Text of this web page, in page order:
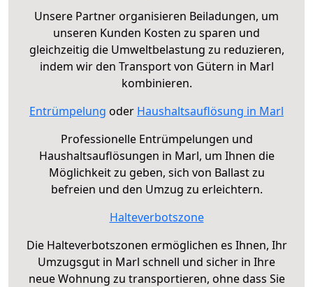
Unsere Partner organisieren Beiladungen, um
unseren Kunden Kosten zu sparen und
gleichzeitig die Umweltbelastung zu reduzieren,
indem wir den Transport von Gütern in Marl
kombinieren.
Entrümpelung oder Haushaltsauflösung in Marl
Professionelle Entrümpelungen und
Haushaltsauflösungen in Marl, um Ihnen die
Möglichkeit zu geben, sich von Ballast zu
befreien und den Umzug zu erleichtern.
Halteverbotszone
Die Halteverbotszonen ermöglichen es Ihnen, Ihr
Umzugsgut in Marl schnell und sicher in Ihre
neue Wohnung zu transportieren, ohne dass Sie